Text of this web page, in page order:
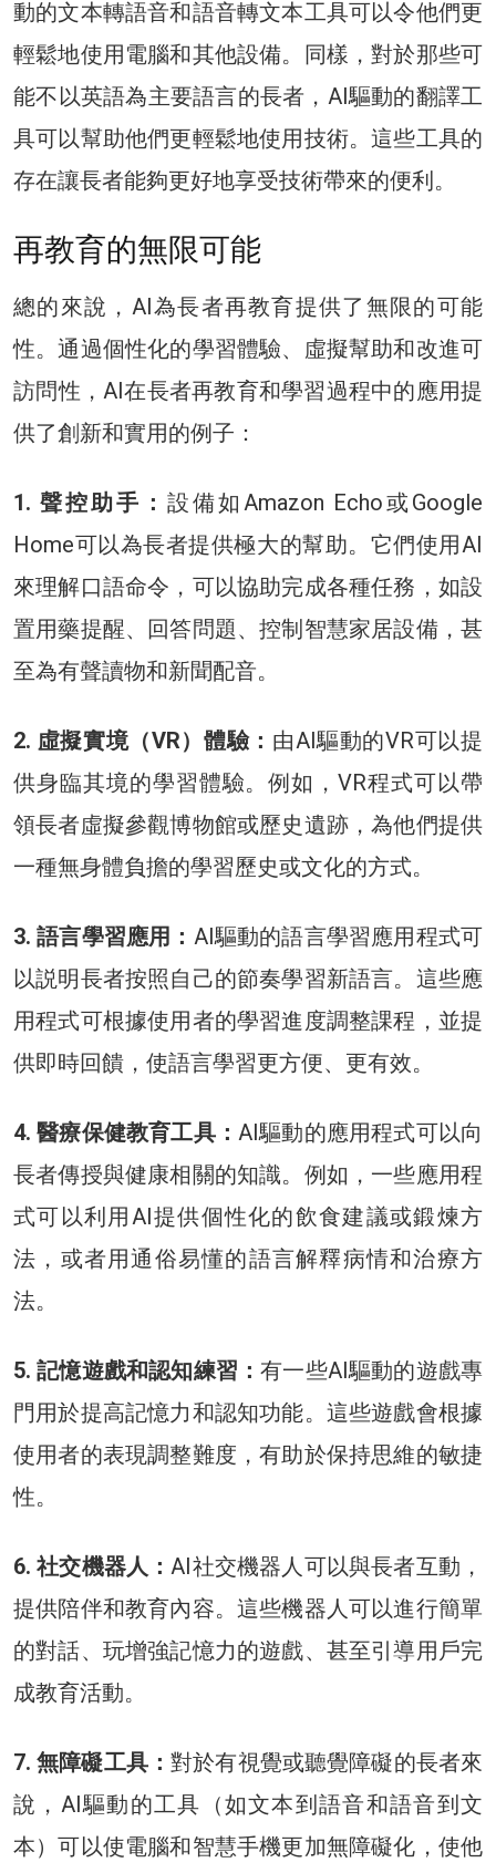
動的文本轉語音和語音轉文本工具可以令他們更
輕鬆地使用電腦和其他設備。同樣，對於那些可
能不以英語為主要語言的長者，AI驅動的翻譯工
具可以幫助他們更輕鬆地使用技術。這些工具的
存在讓長者能夠更好地享受技術帶來的便利。
再教育的無限可能
總的來說，AI為長者再教育提供了無限的可能
性。通過個性化的學習體驗、虛擬幫助和改進可
訪問性，AI在長者再教育和學習過程中的應用提
供了創新和實用的例子：
1. 聲控助手： 設備如Amazon Echo或Google
Home可以為長者提供極大的幫助。它們使用AI
來理解口語命令，可以協助完成各種任務，如設
置用藥提醒、回答問題、控制智慧家居設備，甚
至為有聲讀物和新聞配音。
2. 虛擬實境（VR）體驗： 由AI驅動的VR可以提
供身臨其境的學習體驗。例如，VR程式可以帶
領長者虛擬參觀博物館或歷史遺跡，為他們提供
一種無身體負擔的學習歷史或文化的方式。
3. 語言學習應用： AI驅動的語言學習應用程式可
以説明長者按照自己的節奏學習新語言。這些應
用程式可根據使用者的學習進度調整課程，並提
供即時回饋，使語言學習更方便、更有效。
4. 醫療保健教育工具： AI驅動的應用程式可以向
長者傳授與健康相關的知識。例如，一些應用程
式可以利用AI提供個性化的飲食建議或鍛煉方
法，或者用通俗易懂的語言解釋病情和治療方
法。
5. 記憶遊戲和認知練習：有一些AI驅動的遊戲專
門用於提高記憶力和認知功能。這些遊戲會根據
使用者的表現調整難度，有助於保持思維的敏捷
性。
6. 社交機器人： AI社交機器人可以與長者互動，
提供陪伴和教育內容。這些機器人可以進行簡單
的對話、玩增強記憶力的遊戲、甚至引導用戶完
成教育活動。
7. 無障礙工具：對於有視覺或聽覺障礙的長者來
說，AI驅動的工具（如文本到語音和語音到文
本）可以使電腦和智慧手機更加無障礙化，使他